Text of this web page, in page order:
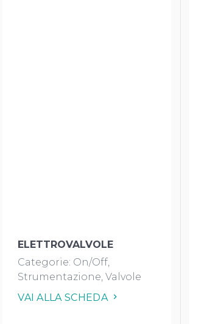
ELETTROVALVOLE
Categorie: On/Off
Strumentazione Valvole
VAI ALLA SCHEDA